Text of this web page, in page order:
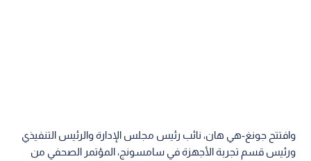
وافتتح جونغ-هي هان، نائب رئيس مجلس الإدارة والرئيس التنفيذي
ورئيس قسم تجربة الأجهزة في سامسونج، المؤتمر الصحفي من